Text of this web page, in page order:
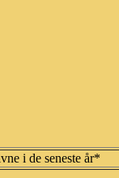
i de seneste år*